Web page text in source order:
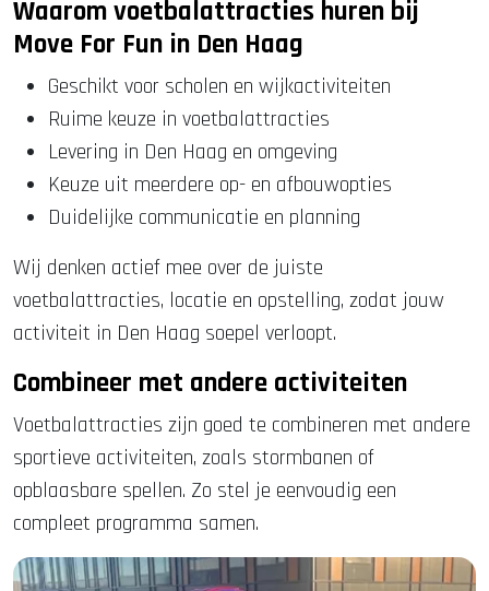
Waarom voetbalattracties huren bij
Move For Fun in Den Haag
Geschikt voor scholen en wijkactiviteiten
Ruime keuze in voetbalattracties
Levering in Den Haag en omgeving
Keuze uit meerdere op- en afbouwopties
Duidelijke communicatie en planning
Wij denken actief mee over de juiste
voetbalattracties, locatie en opstelling, zodat jouw
activiteit in Den Haag soepel verloopt.
Combineer met andere activiteiten
Voetbalattracties zijn goed te combineren met andere
sportieve activiteiten, zoals stormbanen of
opblaasbare spellen. Zo stel je eenvoudig een
compleet programma samen.